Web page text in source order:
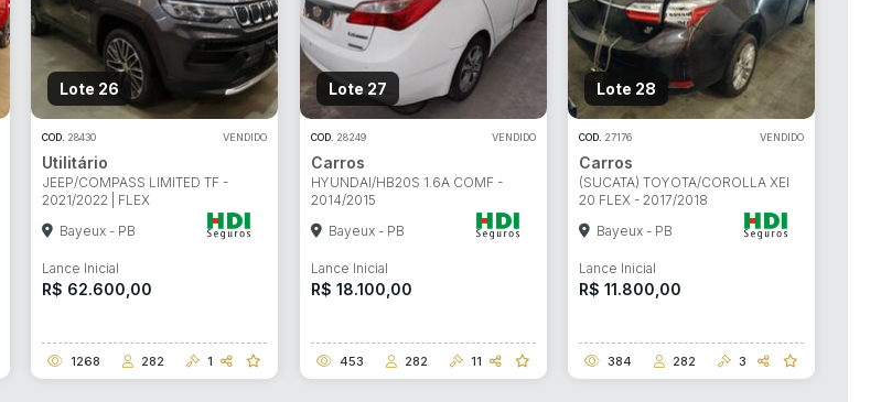
Lote 26
COD. 28430 VENDIDO
Utilitário
JEEP/COMPASS LIMITED TF -
2021/2022 | FLEX
Bayeux - PB
Lance Inicial
R$ 62.600,00
1268 282 1
Lote 27
COD. 28249 VENDIDO
Carros
HYUNDAI/HB20S 1.6A COMF -
2014/2015
Bayeux - PB
Lance Inicial
R$ 18.100,00
453 282 11
Lote 28
COD. 27176 VENDIDO
Carros
(SUCATA) TOYOTA/COROLLA XEI
20 FLEX - 2017/2018
Bayeux - PB
Lance Inicial
R$ 11.800,00
384 282 3